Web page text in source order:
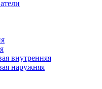
внутренняя
наружняя